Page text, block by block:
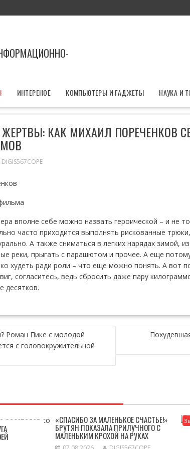
ИНТЕРЕНОЕ КОМПЬЮТЕРЫ И ГАДЖЕТЫ НАУКА И
Пошел на жертвы: как Михаил
КАК МИХАИЛ ПОРЕЧЕНКОВ
DIGIS567COPE
вполне себе можно назвать героической – и не
часто приходится выполнять рискованные
А также сниматься в легких нарядах зимой,
реки, прыгать с парашютом и прочее. А еще
худеть ради роли – что еще можно понять. А вот
согласитесь, ведь сбросить даже пару
десятков.
Роман Пике с молодой
с головокружительной
«СПАСИБО ЗА МАЛЕНЬКОЕ СЧАСТЬЕ!»
БРУТЯН ПОКАЗАЛА ПРИЛУЧНОГО С
МАЛЕНЬКИМ КРОХОЙ НА РУКАХ